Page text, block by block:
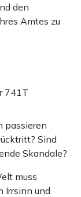
den
Amtes zu
741T
passieren
Sind
Skandale?
muss
Irrsinn und